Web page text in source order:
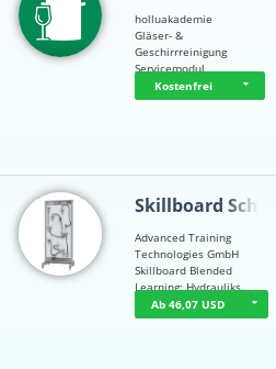
holluakademie
Gläser- &
Geschirrreinigung
Servicemodul
Kostenfrei
Skillboard Schl…
Advanced Training
Technologies GmbH
Skillboard Blended
Learning: Hydrauliks…
Ab 46,07 USD